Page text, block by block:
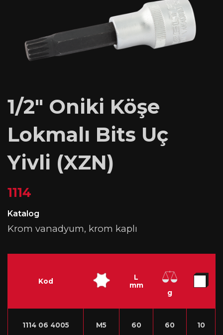
1/2″ Oniki Köşe
Lokmalı Bits Uç
Yivli (XZN)
1114
Katalog
Krom vanadyum, krom kaplı
Kod
L
mm
g
1114 06 4005 M5 60 60 10